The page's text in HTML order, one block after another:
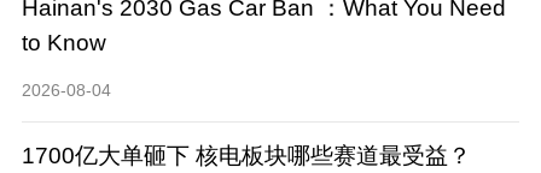
Hainan's 2030 Gas Car Ban ：What You Need
to Know
2026-08-04
1700亿大单砸下 核电板块哪些赛道最受益？